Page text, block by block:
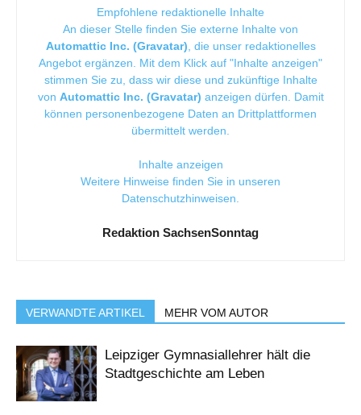
Empfohlene redaktionelle Inhalte
An dieser Stelle finden Sie externe Inhalte von
Automattic Inc. (Gravatar) , die unser redaktionelles
Angebot ergänzen. Mit dem Klick auf "Inhalte anzeigen"
stimmen Sie zu, dass wir diese und zukünftige Inhalte
von Automattic Inc. (Gravatar) anzeigen dürfen. Damit
können personenbezogene Daten an Drittplattformen
übermittelt werden.
Inhalte anzeigen
Weitere Hinweise finden Sie in unseren
Datenschutzhinweisen
Redaktion SachsenSonntag
VERWANDTE ARTIKEL MEHR VOM AUTOR
Leipziger Gymnasiallehrer hält die
Stadtgeschichte am Leben